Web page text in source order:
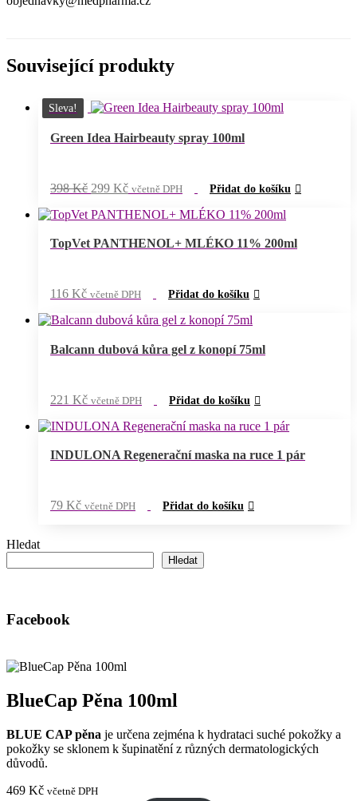
Související produkty
Sleva!
Green Idea Hairbeauty spray 100ml
398Kč Původní
byla:
299 KčAktuální
je:
včetně DPH Přidat do košíku
TopVet PANTHENOL+ MLÉKO 11% 200ml
116 Kč včetně DPH Přidat do košíku
Balcann dubová kůra gel z konopí 75ml
221 Kč včetně DPH Přidat do košíku
INDULONA Regenerační maska na ruce 1 pár
79 Kč včetně DPH Přidat do košíku
Hledat
Hledat
Facebook
BlueCap Pěna 100ml
BLUE CAP pěna je určena zejména k hydrataci suché pokožky a
pokožky se sklonem k šupinatění z různých dermatologických
důvodů.
469 Kč včetně DPH